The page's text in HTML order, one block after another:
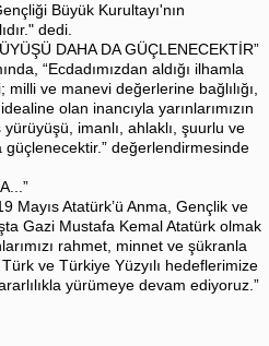
Büyük Kurultayı'nın
dedi.
DAHA DA GÜÇLENECEKTİR”
“Ecdadımızdan aldığı ilhamla
ve manevi değerlerine bağlılığı,
olan inancıyla yarınlarımızın
yürüyüşü, imanlı, ahlaklı, şuurlu ve
değerlendirmesinde
Mayıs Atatürk’ü Anma, Gençlik ve
Gazi Mustafa Kemal Atatürk olmak
rahmet, minnet ve şükranla
ve Türkiye Yüzyılı hedeflerimize
yürümeye devam ediyoruz.”